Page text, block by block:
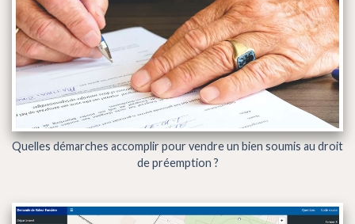
Quelles démarches accomplir pour vendre un bien soumis au droit
de préemption ?